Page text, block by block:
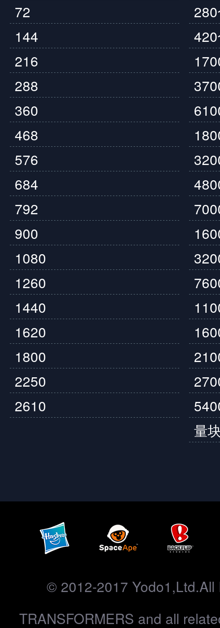
72
144
216
288
360
468
576
684
792
900
1080
1260
1440
1620
1800
2250
2610
量
© 2012-2017 Yodo1,Ltd.All
TRANSFORMERS and all